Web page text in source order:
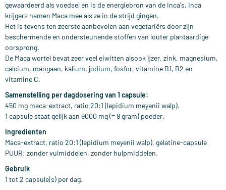
gewaardeerd als voedsel en is de energiebron van de Inca's, Inca
krijgers namen Maca mee als ze in de strijd gingen.
Het is tevens ten zeerste aanbevolen aan vegetariërs door zijn
beschermende en ondersteunende stoffen van louter plantaardige
oorsprong.
De Maca wortel bevat zeer veel eiwitten alsook ijzer, zink, magnesium,
calcium, mangaan, kalium, jodium, fosfor, vitamine B1, B2 en
vitamine C.
Samenstelling per dagdosering van 1 capsule:
450 mg maca-extract, ratio 20:1 (lepidium meyenii walp).
1 capsule staat gelijk aan 9000 mg (= 9 gram) poeder.
Ingredienten
Maca-extract, ratio 20:1 (lepidium meyenii walp), gelatine-capsule
PUUR: zonder vulmiddelen, zonder hulpmiddelen.
Gebruik
1 tot 2 capsule(s) per dag.